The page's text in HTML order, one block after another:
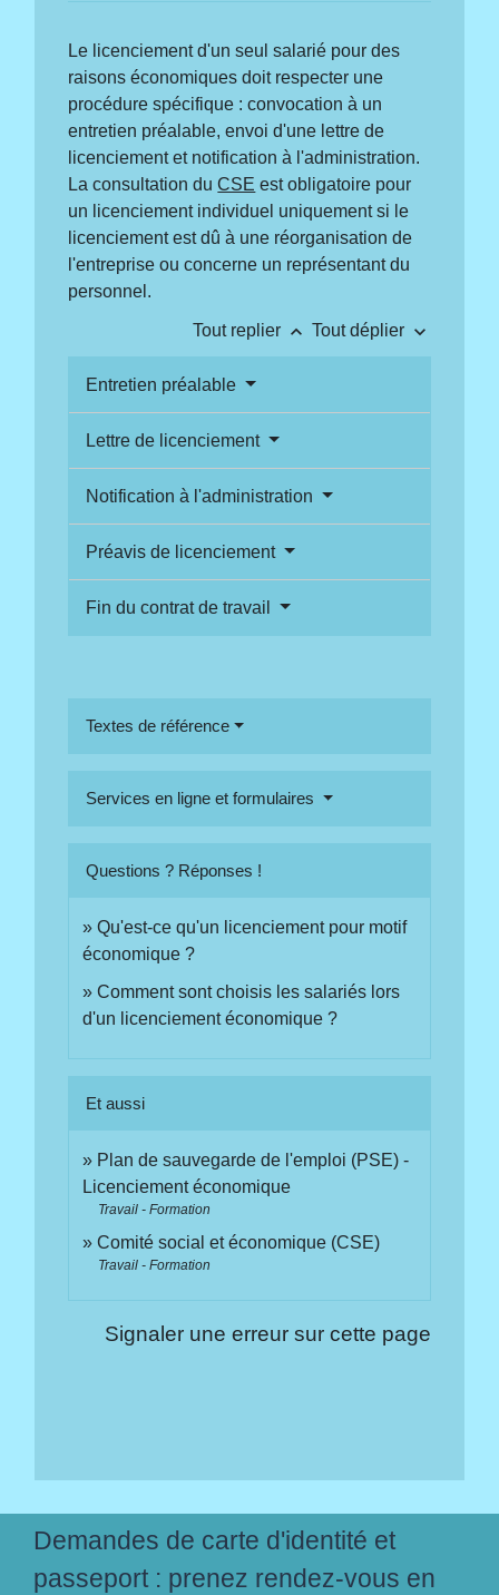
Le licenciement d'un seul salarié pour des
raisons économiques doit respecter une
procédure spécifique : convocation à un
entretien préalable, envoi d'une lettre de
licenciement et notification à l'administration.
La consultation duCSE est obligatoire pour
un licenciement individuel uniquement si le
licenciement est dû à une réorganisation de
l'entreprise ou concerne un représentant du
personnel.
Tout replier keyboard_arrow_up Tout déplier keyboard_arrow_down
Entretien préalable
Lettre de licenciement
Notification à l'administration
Préavis de licenciement
Fin du contrat de travail
Textes de référence
Services en ligne et formulaires
Questions ? Réponses !
Qu'est-ce qu'un licenciement pour motif
économique ?
Comment sont choisis les salariés lors
d'un licenciement économique ?
Et aussi
Plan de sauvegarde de l'emploi (PSE) -
Licenciement économique
Travail - Formation
Comité social et économique (CSE)
Travail - Formation
Signaler une erreur sur cette page
Demandes de carte d'identité et
passeport : prenez rendez-vous en